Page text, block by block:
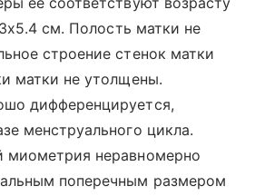
см. Полость матки не
строение стенок матки
матки не утолщены.
дифференцируется,
менструального цикла.
миометрия неравномерно
поперечным размером